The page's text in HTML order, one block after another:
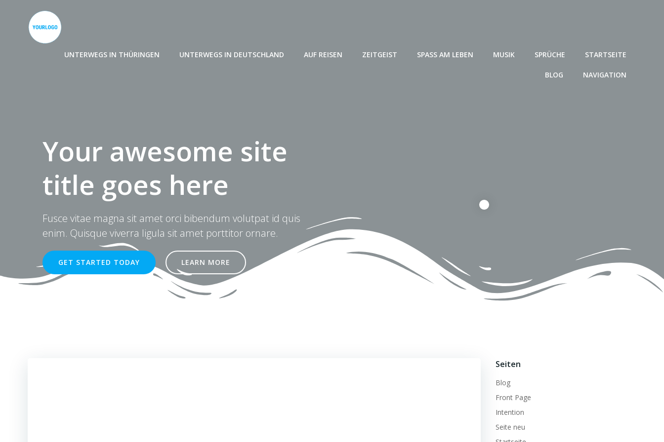
springen
UNTERWEGS IN THÜRINGEN UNTERWEGS IN DEUTSCHLAND AUF REISEN ZEITGEIST SPASS AM LEBEN MUSIK SPRÜCHE STARTSEITE
BLOG NAVIGATION
Your awesome site
title goes here
Fusce vitae magna sit amet orci bibendum volutpat id quis
enim. Quisque viverra ligula sit amet porttitor ornare.
GET STARTED TODAY LEARN MORE
Seiten
Blog
Front Page
Intention
Seite neu